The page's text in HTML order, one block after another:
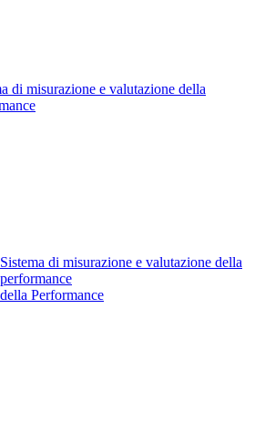
di misurazione e valutazione della
Sistema di misurazione e valutazione della
performance
Performance